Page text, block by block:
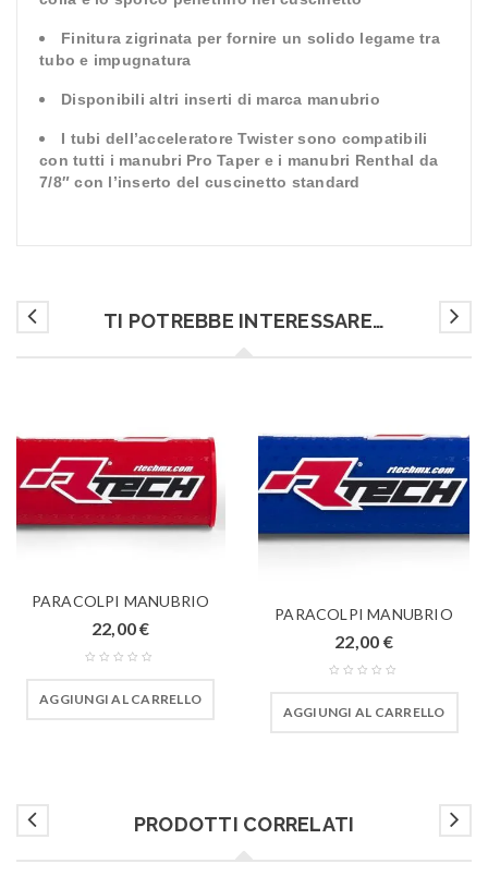
Finitura zigrinata per fornire un solido legame tra
tubo e impugnatura
Disponibili altri inserti di marca manubrio
I tubi dell’acceleratore Twister sono compatibili
con tutti i manubri Pro Taper e i manubri Renthal da
7/8″ con l’inserto del cuscinetto standard
TI POTREBBE INTERESSARE…
PARACOLPI MANUBRIO
22,00€
AGGIUNGI AL CARRELLO
PARACOLPI MANUBRIO
22,00 €
AGGIUNGI AL CARRELLO
PRODOTTI CORRELATI